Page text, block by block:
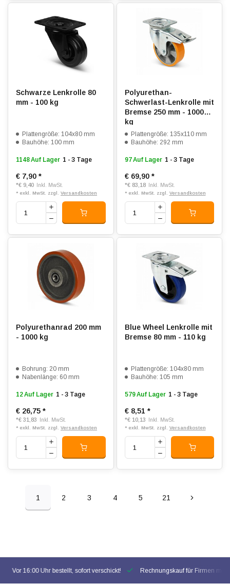
Schwarze Lenkrolle 80
mm - 100 kg
Plattengröße: 104x80 mm
Bauhöhe: 100 mm
1148 Auf Lager 1 - 3 Tage
€ 7,90 *
*€ 9,40 Inkl. MwSt.
* exkl. MwSt. zzgl. Versandkosten
Polyurethan-
Schwerlast-Lenkrolle mit
Bremse 250 mm - 1000
kg
Plattengröße: 135x110 mm
Bauhöhe: 292 mm
97 Auf Lager 1 - 3 Tage
€ 69,90 *
*€ 83,18 Inkl. MwSt.
* exkl. MwSt. zzgl. Versandkosten
Polyurethanrad 200 mm
- 1000 kg
Bohrung: 20 mm
Nabenlänge: 60 mm
12 Auf Lager 1 - 3 Tage
€ 26,75 *
*€ 31,83 Inkl. MwSt.
* exkl. MwSt. zzgl. Versandkosten
Blue Wheel Lenkrolle mit
Bremse 80 mm - 110 kg
Plattengröße: 104x80 mm
Bauhöhe: 105 mm
579 Auf Lager 1 - 3 Tage
€ 8,51 *
*€ 10,13 Inkl. MwSt.
* exkl. MwSt. zzgl. Versandkosten
1 2 3 4 5 21
Vor 16:00 Uhr bestellt, sofort verschickt! Rechnungskauf für Firmen